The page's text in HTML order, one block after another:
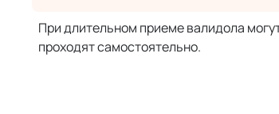
При длительном приеме валидола
проходят самостоятельно.